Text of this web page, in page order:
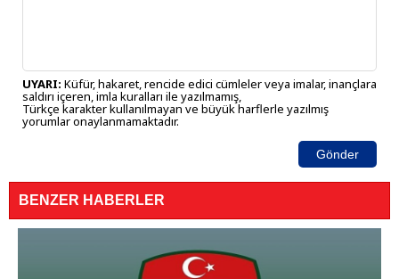
UYARI: Küfür, hakaret, rencide edici cümleler veya imalar, inançlara
saldırı içeren, imla kuralları ile yazılmamış,
Türkçe karakter kullanılmayan ve büyük harflerle yazılmış
yorumlar onaylanmamaktadır.
Gönder
BENZER HABERLER